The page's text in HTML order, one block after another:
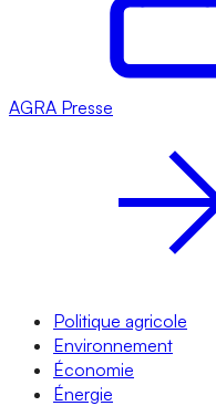
AGRA Presse
Politique agricole
Environnement
Économie
Énergie